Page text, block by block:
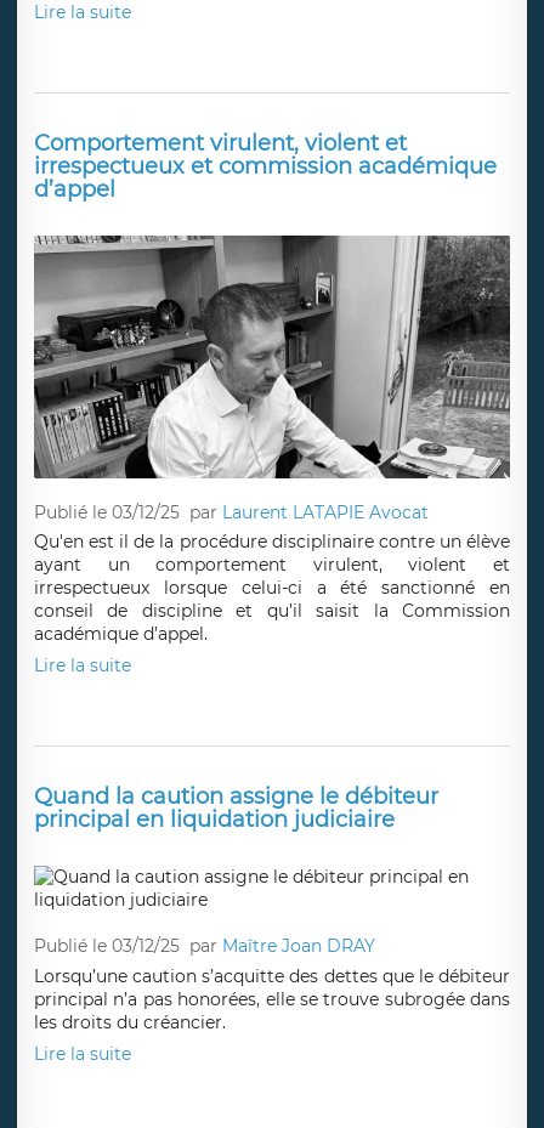
Lire la suite
Comportement virulent, violent et
irrespectueux et commission académique
d’appel
Publié le 03/12/25 par Laurent LATAPIE Avocat
Qu'en est il de la procédure disciplinaire contre un élève
ayant un comportement virulent, violent et
irrespectueux lorsque celui-ci a été sanctionné en
conseil de discipline et qu’il saisit la Commission
académique d’appel.
Lire la suite
Quand la caution assigne le débiteur
principal en liquidation judiciaire
Publié le 03/12/25 par Maître Joan DRAY
Lorsqu’une caution s’acquitte des dettes que le débiteur
principal n’a pas honorées, elle se trouve subrogée dans
les droits du créancier.
Lire la suite